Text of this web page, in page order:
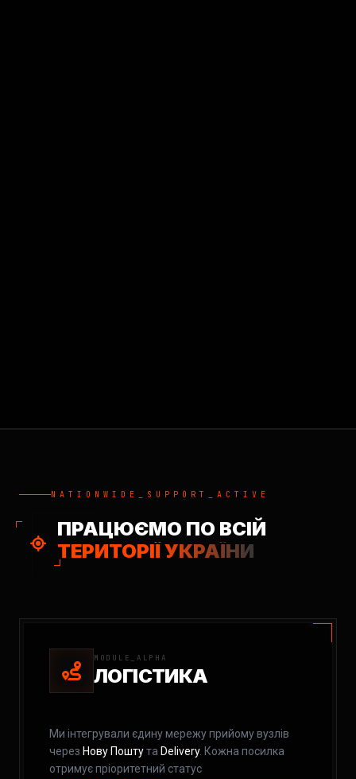
NATIONWIDE_SUPPORT_ACTIVE
ПРАЦЮЄМО ПО ВСІЙ
ТЕРИТОРІЇ УКРАЇНИ
MODULE_ALPHA
ЛОГІСТИКА
Ми інтегрували єдину мережу прийому вузлів
через Нову Поштута Delivery. Кожна посилка
отримує пріоритетний статус